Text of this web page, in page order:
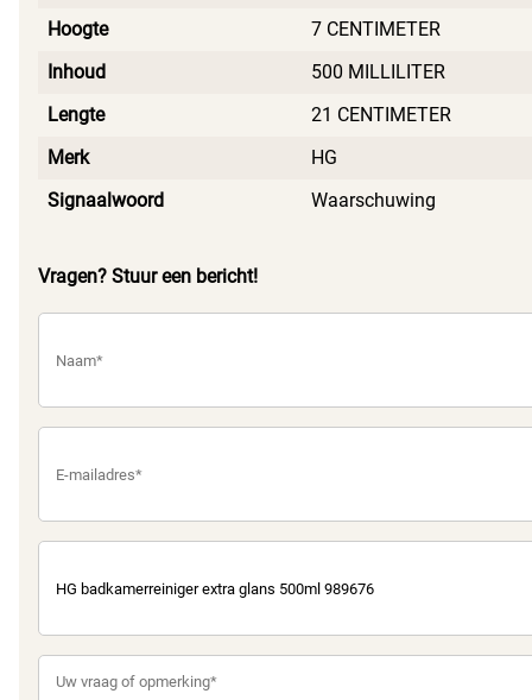
Hoogte
7 CENTIMETER
Inhoud
500 MILLILITER
Lengte
21 CENTIMETER
Merk
HG
Signaalwoord
Waarschuwing
Vragen? Stuur een bericht!